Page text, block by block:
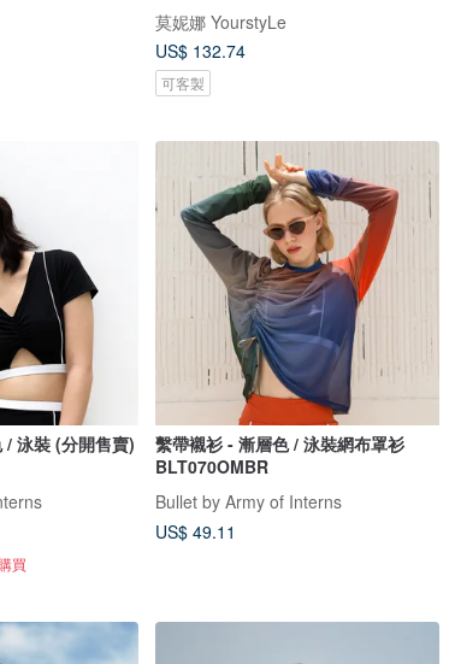
莫妮娜 YourstyLe
US$ 132.74
可客製
泳裝 (分開售賣)
買
繫帶襯衫 - 漸層色 / 泳裝網布罩衫
BLT070OMBR
Bullet by Army of Interns
US$ 49.11